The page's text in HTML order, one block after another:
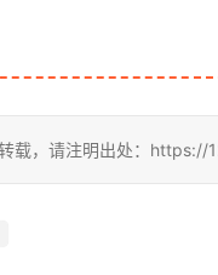
载，请注明出处：